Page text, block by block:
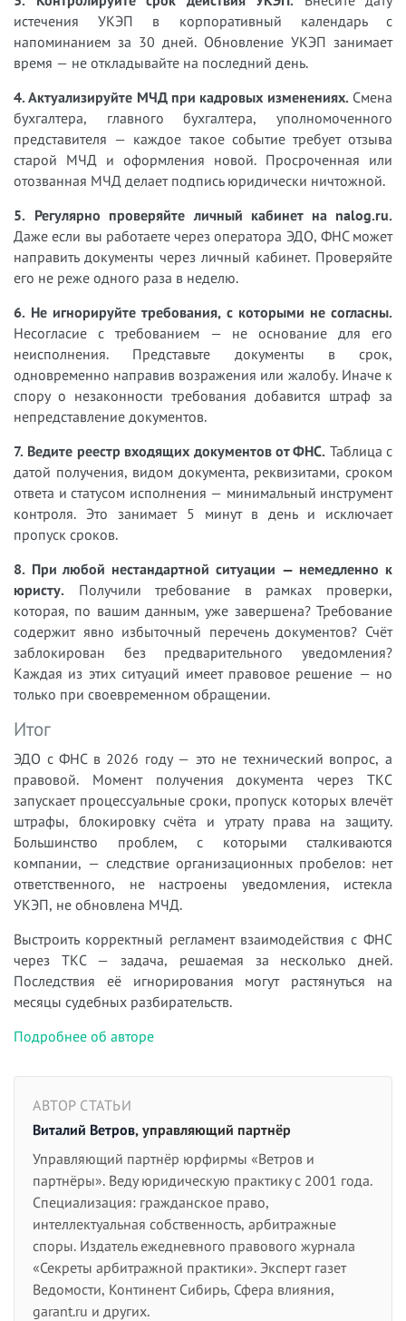
истечения УКЭП в корпоративный календарь с
напоминанием за 30 дней. Обновление УКЭП занимает
время — не откладывайте на последний день.
4. Актуализируйте МЧД при кадровых изменениях. Смена
бухгалтера, главного бухгалтера, уполномоченного
представителя — каждое такое событие требует отзыва
старой МЧД и оформления новой. Просроченная или
отозванная МЧД делает подпись юридически ничтожной.
5. Регулярно проверяйте личный кабинет на nalog.ru.
Даже если вы работаете через оператора ЭДО, ФНС может
направить документы через личный кабинет. Проверяйте
его не реже одного раза в неделю.
6. Не игнорируйте требования, с которыми не согласны.
Несогласие с требованием — не основание для его
неисполнения. Представьте документы в срок,
одновременно направив возражения или жалобу. Иначе к
спору о незаконности требования добавится штраф за
непредставление документов.
7. Ведите реестр входящих документов от ФНС. Таблица с
датой получения, видом документа, реквизитами, сроком
ответа и статусом исполнения — минимальный инструмент
контроля. Это занимает 5 минут в день и исключает
пропуск сроков.
8. При любой нестандартной ситуации — немедленно к
юристу. Получили требование в рамках проверки,
которая, по вашим данным, уже завершена? Требование
содержит явно избыточный перечень документов? Счёт
заблокирован без предварительного уведомления?
Каждая из этих ситуаций имеет правовое решение — но
только при своевременном обращении.
Итог
ЭДО с ФНС в 2026 году — это не технический вопрос, а
правовой. Момент получения документа через ТКС
запускает процессуальные сроки, пропуск которых влечёт
штрафы, блокировку счёта и утрату права на защиту.
Большинство проблем, с которыми сталкиваются
компании, — следствие организационных пробелов: нет
ответственного, не настроены уведомления, истекла
УКЭП, не обновлена МЧД.
Выстроить корректный регламент взаимодействия с ФНС
через ТКС — задача, решаемая за несколько дней.
Последствия её игнорирования могут растянуться на
месяцы судебных разбирательств.
Подробнее об авторе
АВТОР СТАТЬИ
Виталий Ветров, управляющий партнёр
Управляющий партнёр юрфирмы «Ветров и
партнёры». Веду юридическую практику с 2001 года.
Специализация: гражданское право,
интеллектуальная собственность, арбитражные
споры. Издатель ежедневного правового журнала
«Секреты арбитражной практики». Эксперт газет
Ведомости, Континент Сибирь, Сфера влияния,
garant.ru и других.